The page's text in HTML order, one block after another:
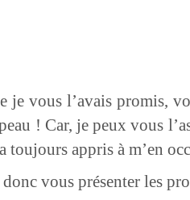
je vous l’avais promis,
! Car, je peux vous
toujours appris à m’en
donc vous présenter les